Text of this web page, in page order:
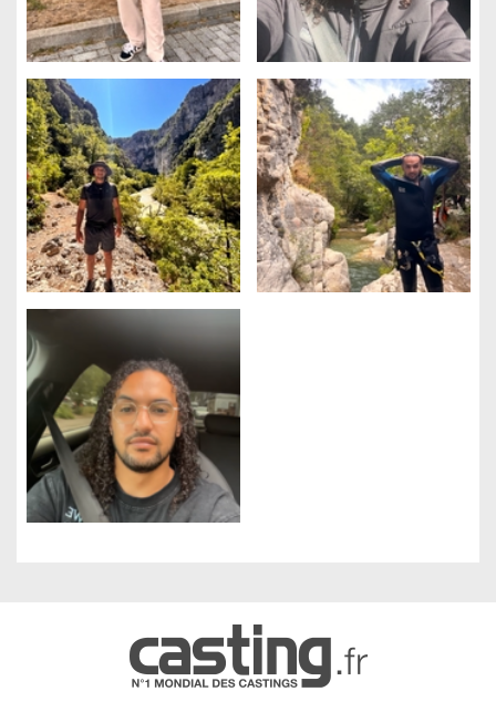
Gestion des cookies
Nous utilisons des cookies qui facilitent l'utilisation du site,
améliorent la performance et la sécurité du site internet.
Faites-nous part de vos préférences de cookies pour chaque
Mesure d'audience
Régies publicitaires